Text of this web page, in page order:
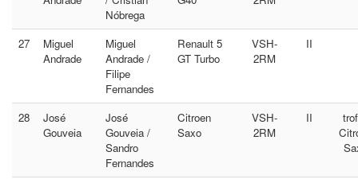
Nóbrega
27
Miguel
Andrade
Miguel
Andrade /
Filipe
Fernandes
Renault 5
GT Turbo
VSH-
2RM
II
28
José
Gouveia
José
Gouveia /
Sandro
Fernandes
Citroen
Saxo
VSH-
2RM
II